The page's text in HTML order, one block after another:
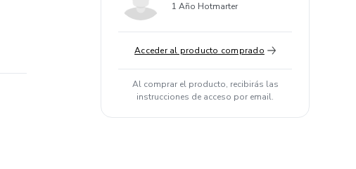
1 Año Hotmarter
Acceder al producto comprado
Al comprar el producto, recibirás las
instrucciones de acceso por email.